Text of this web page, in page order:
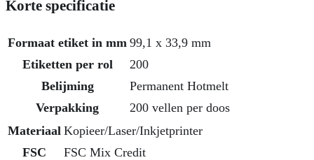
Korte specificatie
Formaat etiket in mm 99,1 x 33,9 mm
Etiketten per rol
200
Belijming
Permanent Hotmelt
Verpakking
200 vellen per doos
Materiaal Kopieer/Laser/Inkjetprinter
FSC
FSC Mix Credit